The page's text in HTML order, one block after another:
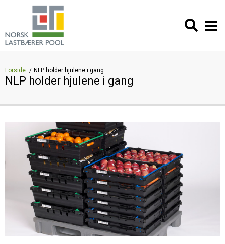
Forside NLP holder hjulene i gang
NLP holder hjulene i gang